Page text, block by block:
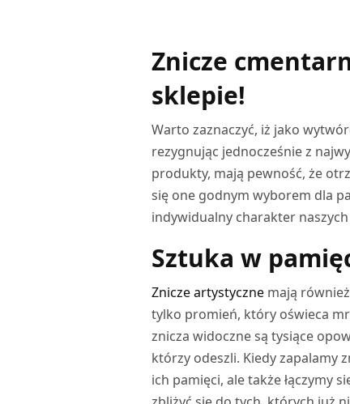
Znicze
sklepie!
Warto zaznaczyć, iż jako
rezygnując jednocześnie z
produkty, mają pewność, że
się one godnym wyborem dla
indywidualny charakter
Sztuka w
Znicze artystyczne mają
tylko promień, który oświeca
znicza widoczne są tysiące
którzy odeszli. Kiedy zapalamy
ich pamięci, ale także łączymy